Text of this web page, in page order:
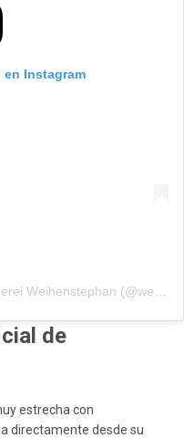
en Instagram
de
estrecha con
directamente desde su